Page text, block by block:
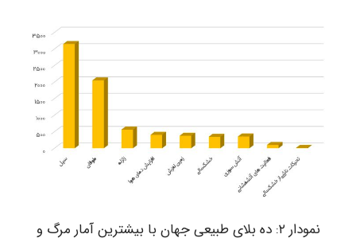
نمودار ۲: ده بلای طبیعی جهان با بیشترین آمار مرگ و